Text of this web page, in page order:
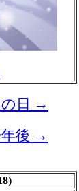
の日 →
後 →